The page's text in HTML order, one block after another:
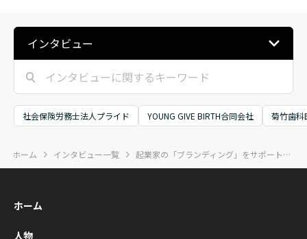
催されました。会
場には共著者や関
係者など100人超
が集結。一人ひと
りの事業や社会へ
の想いが重なる、
熱い時間となりま
く、経営者が人知
ながらも前を向き
続けてきた「泥臭
い歩み」そのもの
に光を当てた書籍
『挑戦者の履歴
に出版となりまし
ルド倶楽部
よる「
ECUTIVE講
した。
ECUTIVEは
営者同士が
いに成長し
インタビュー
社会保険労務士法人プライド YOUNG GIVE BIRTH合同会社 菊竹歯科
ホーム インタビュー一覧 起業家の「ブランディング」をサポート。 自信を持って働く人を増やし、次の時代を切り拓く
ホーム
人物